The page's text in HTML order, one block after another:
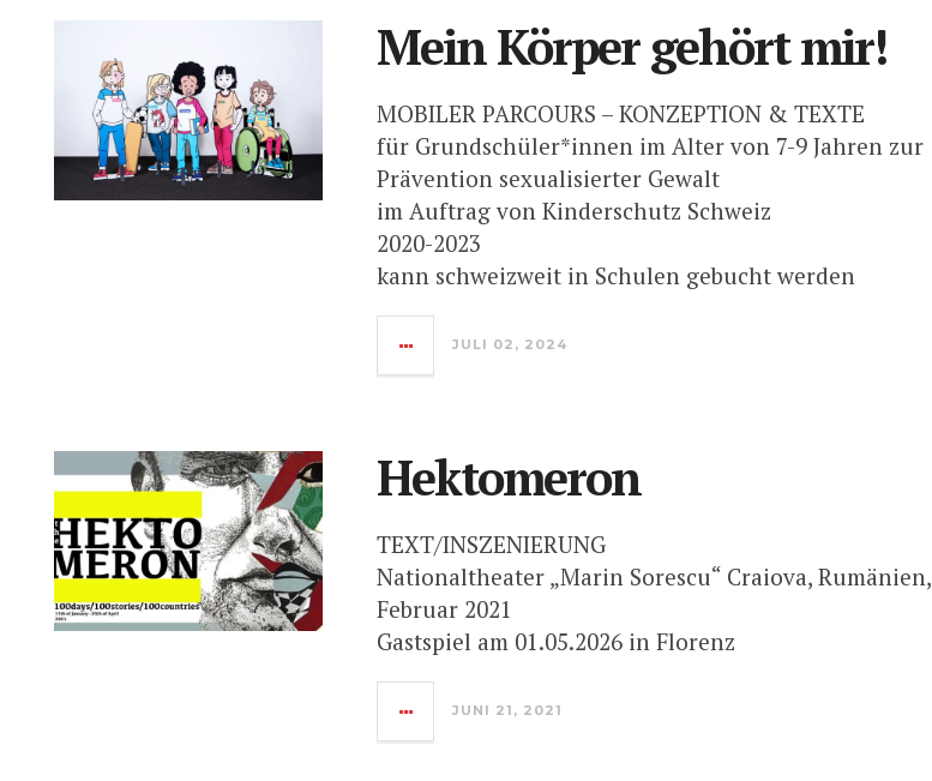
Mein Körper gehört mir!
MOBILER PARCOURS – KONZEPTION & TEXTE
für Grundschüler*innen im Alter von 7-9 Jahren zur
Prävention sexualisierter Gewalt
im Auftrag von Kinderschutz Schweiz
2020-2023
kann schweizweit in Schulen gebucht werden
JULI 02, 2024
Hektomeron
TEXT/INSZENIERUNG
Nationaltheater „Marin Sorescu“ Craiova, Rumänien,
Februar 2021
Gastspiel am 01.05.2026 in Florenz
JUNI 21, 2021